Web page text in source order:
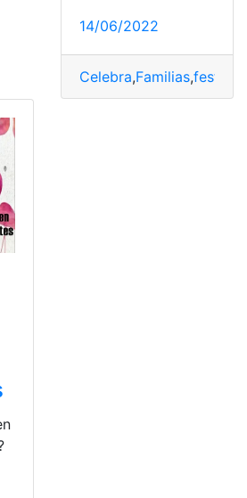
14/06/2022
Celebra,Familias,festejar